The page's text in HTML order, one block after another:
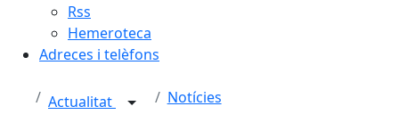
Rss
Hemeroteca
Adreces i telèfons
Actualitat Notícies